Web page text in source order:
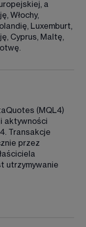
a
Włochy,
Luxemburt,
Cyprus, Maltę,
(MQL4)
aktywności
Transakcje
przez
utrzymywanie